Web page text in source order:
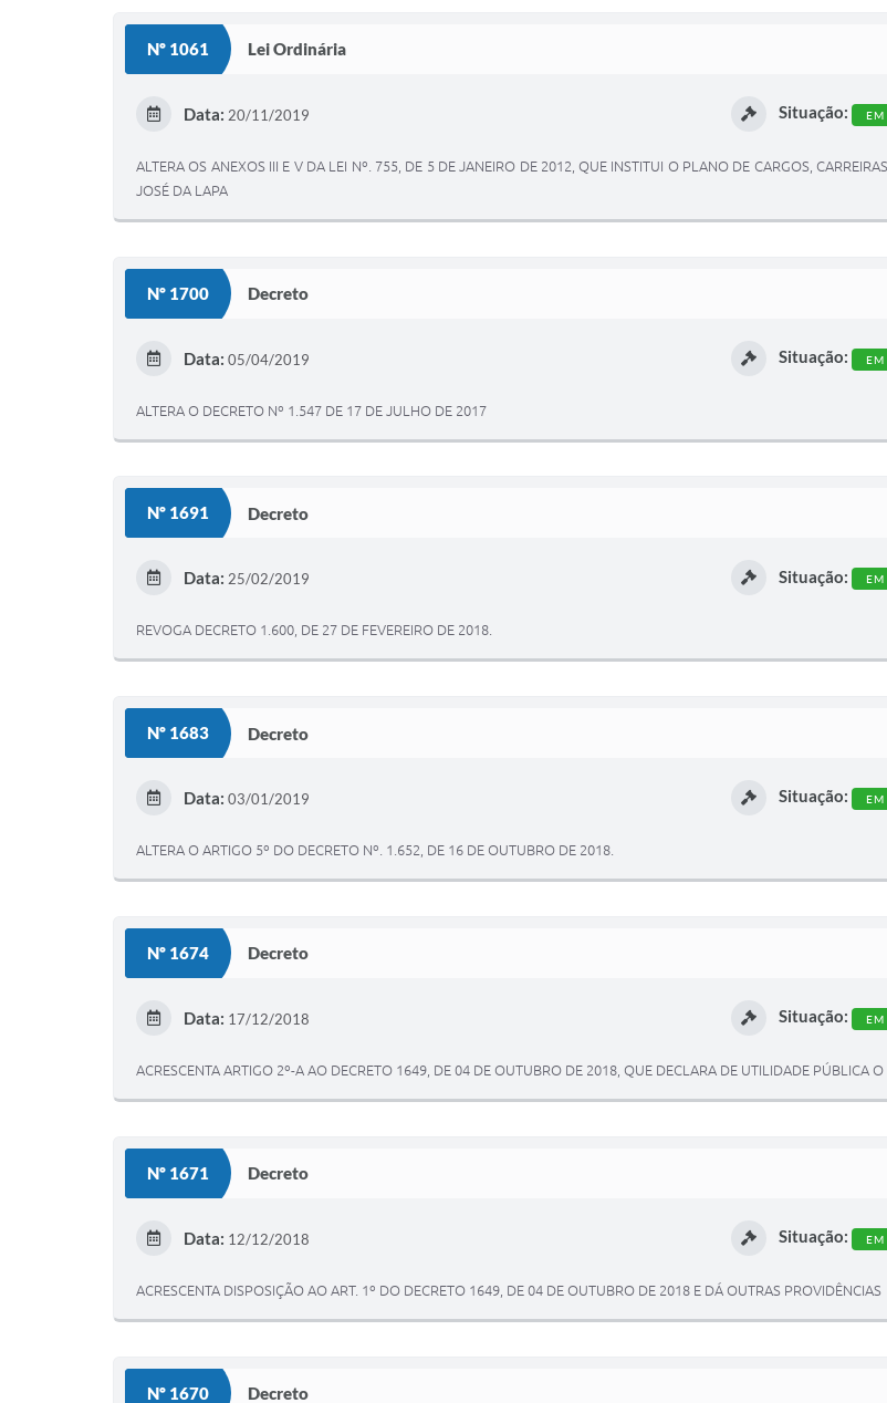
Nº 1061 Lei Ordinária
Data: 20/11/2019 Situação: EM
ALTERA OS ANEXOS III E V DA LEI Nº. 755, DE 5 DE JANEIRO DE 2012, QUE INSTITUI O PLANO DE CARGOS,
JOSÉ DA LAPA
Nº 1700 Decreto
Data: 05/04/2019 Situação: EM
ALTERA O DECRETO Nº 1.547 DE 17 DE JULHO DE 2017
Nº 1691 Decreto
Data: 25/02/2019 Situação: EM
REVOGA DECRETO 1.600, DE 27 DE FEVEREIRO DE 2018.
Nº 1683 Decreto
Data: 03/01/2019 Situação: EM
ALTERA O ARTIGO 5º DO DECRETO Nº. 1.652, DE 16 DE OUTUBRO DE 2018.
Nº 1674 Decreto
Data: 17/12/2018 Situação: EM
ACRESCENTA ARTIGO 2º-A AO DECRETO 1649, DE 04 DE OUTUBRO DE 2018, QUE DECLARA DE UTILIDADE PÚBLICA
Nº 1671 Decreto
Data: 12/12/2018 Situação: EM
ACRESCENTA DISPOSIÇÃO AO ART. 1º DO DECRETO 1649, DE 04 DE OUTUBRO DE 2018 E DÁ OUTRAS PROVIDÊNCIAS
Nº 1670 Decreto